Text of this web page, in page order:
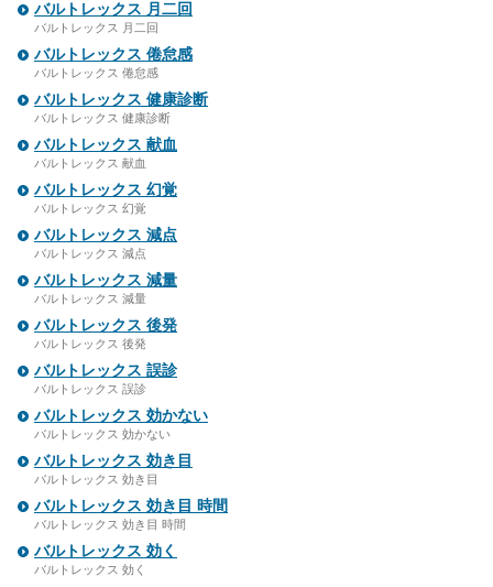
バルトレックス 月二回
バルトレックス 月二回
バルトレックス 倦怠感
バルトレックス 倦怠感
バルトレックス 健康診断
バルトレックス 健康診断
バルトレックス 献血
バルトレックス 献血
バルトレックス 幻覚
バルトレックス 幻覚
バルトレックス 減点
バルトレックス 減点
バルトレックス 減量
バルトレックス 減量
バルトレックス 後発
バルトレックス 後発
バルトレックス 誤診
バルトレックス 誤診
バルトレックス 効かない
バルトレックス 効かない
バルトレックス 効き目
バルトレックス 効き目
バルトレックス 効き目 時間
バルトレックス 効き目 時間
バルトレックス 効く
バルトレックス 効く